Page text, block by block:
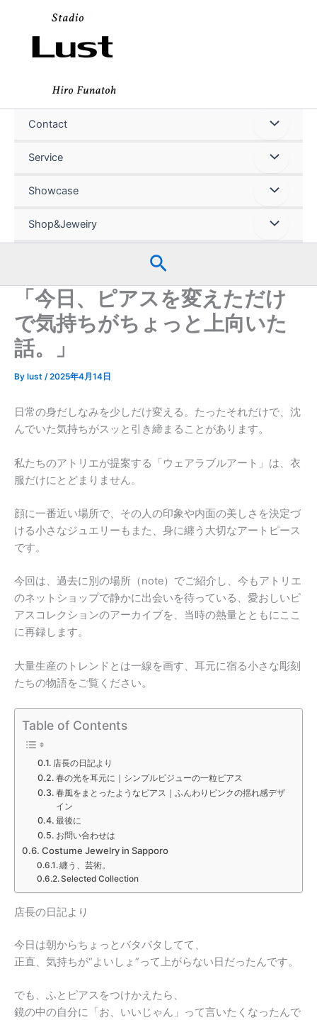
プ
Contact
Service
Showcase
Shop&Jeweiry
検
索
「今日、ピアスを変えただけ
で気持ちがちょっと上向いた
話。」
By lust /2025年4月14日
日常の身だしなみを少しだけ変える。たったそれだけで、沈
んでいた気持ちがスッと引き締まることがあります。
私たちのアトリエが提案する「ウェアラブルアート」は、衣
服だけにとどまりません。
顔に一番近い場所で、その人の印象や内面の美しさを決定づ
ける小さなジュエリーもまた、身に纏う大切なアートピース
です。
今回は、過去に別の場所（note）でご紹介し、今もアトリエ
のネットショップで静かに出会いを待っている、愛おしいピ
アスコレクションのアーカイブを、当時の熱量とともにここ
に再録します。
大量生産のトレンドとは一線を画す、耳元に宿る小さな彫刻
たちの物語をご覧ください。
Table of Contents
店長の日記より
春の光を耳元に｜シンプルビジューの一粒ピアス
春風をまとったようなピアス｜ふんわりピンクの揺れ感デザ
イン
最後に
お問い合わせは
Costume Jewelry in Sapporo
纏う、芸術。
Selected Collection
店長の日記より
今日は朝からちょっとバタバタしてて、
正直、気持ちが“よいしょ”って上がらない日だったんです。
でも、ふとピアスをつけかえたら、
鏡の中の自分に「お、いいじゃん」って言いたくなったんで